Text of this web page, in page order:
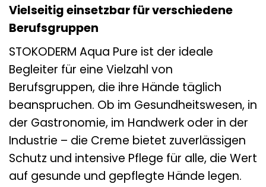
Vielseitig einsetzbar für verschiedene
Berufsgruppen
STOKODERM Aqua Pure ist der ideale
Begleiter für eine Vielzahl von
Berufsgruppen, die ihre Hände täglich
beanspruchen. Ob im Gesundheitswesen, in
der Gastronomie, im Handwerk oder in der
Industrie – die Creme bietet zuverlässigen
Schutz und intensive Pflege für alle, die Wert
auf gesunde und gepflegte Hände legen.